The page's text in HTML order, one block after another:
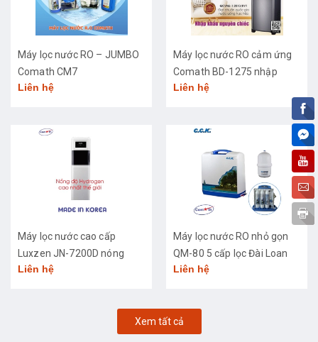
Máy lọc nước RO – JUMBO
Comath CM7
Liên hệ
Máy lọc nước RO cảm ứng
Comath BD-1275 nhập
khẩu cao cấp
Liên hệ
Máy lọc nước cao cấp
Luxzen JN-7200D nóng
lạnh
Liên hệ
Máy lọc nước RO nhỏ gọn
QM-80 5 cấp lọc Đài Loan
Liên hệ
Xem tất cả